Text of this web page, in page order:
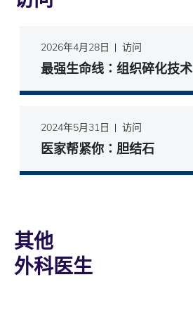
2026年4月28日 访问
最强生命线∶组织碎化技术
2024年5月31日 访问
医家帮紧你∶胆结石
其他
外科医生